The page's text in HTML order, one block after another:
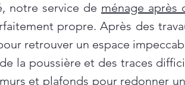
notre service de ménage après
propre. Après des
retrouver un espace
la poussière et des traces
et plafonds pour redonner